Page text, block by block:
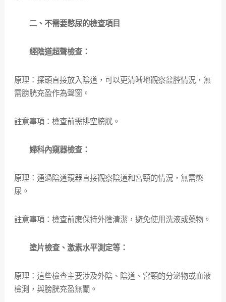
二、不需要憋尿的檢查項目
經陰道超聲檢查：
原理：探頭直接放入陰道，可以更清晰地觀察盆腔情況，無
需膀胱充盈作為聲窗。
註意事項：檢查前需排空膀胱。
婦科內窺器檢查：
原理：通過陰道窺器直接觀察陰道和宮頸的情況，無需憋
尿。
註意事項：檢查前應保持外陰清潔，避免使用洗液或藥物。
塗片檢查、激素水平測定等：
原理：這些檢查主要涉及外陰、陰道、宮頸的分泌物或血液
檢測，與膀胱充盈無關。